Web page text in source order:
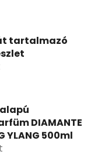
tartalmazó
DIAMANTE
YLANG 500ml